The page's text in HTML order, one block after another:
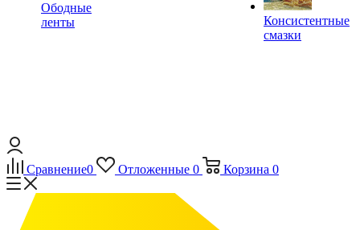
Ободные
ленты
Консистентные
смазки
Сравнение0 Отложенные 0 Корзина 0